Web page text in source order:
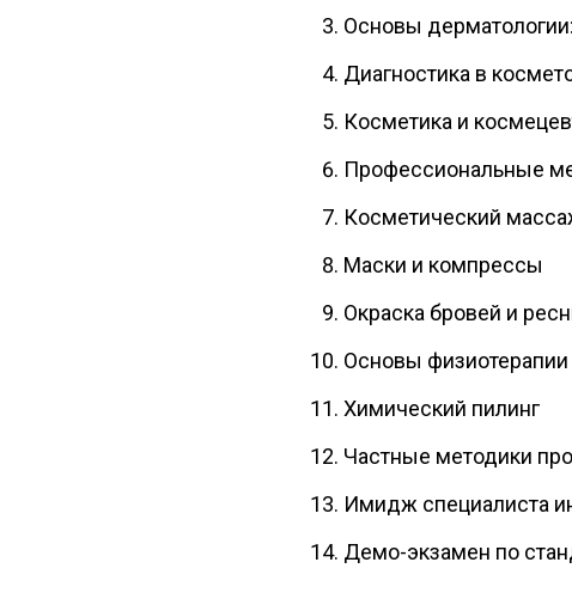
Основы дерматологии:
Диагностика в
Косметика и
Профессиональные
Косметический
Маски и компрессы
Окраска бровей и
Основы
Химический пилинг
Частные методики
Имидж специалиста
Демо-экзамен по